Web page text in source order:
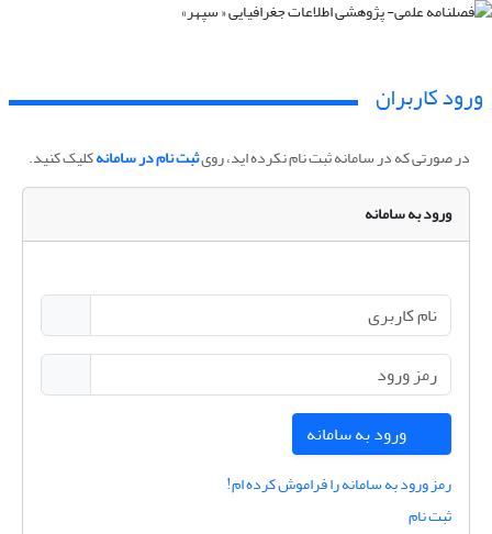
ورود کاربران
در صورتی که در سامانه ثبت نام نکرده اید، رویثبت نام در سامانهکلیک کنید.
ورود به سامانه
ورود به سامانه
رمز ورود به سامانه را فراموش کرده ام!
ثبت نام